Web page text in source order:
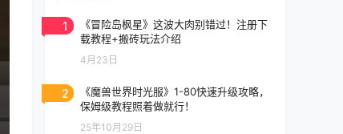
1
《冒险岛枫星》这波大肉别错过！注册下
载教程+搬砖玩法介绍
4月23日
2
《魔兽世界时光服》1-80快速升级攻略，
保姆级教程照着做就行！
25年10月29日